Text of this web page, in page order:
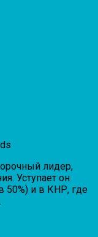
лидер,
Уступает он
50%) и в КНР, где